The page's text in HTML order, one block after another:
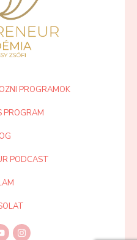
PROGRAMOK
PROGRAM
PODCAST